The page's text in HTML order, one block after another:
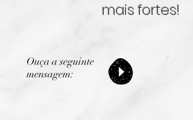
mais fortes!
Ouça a seguinte
mensagem: